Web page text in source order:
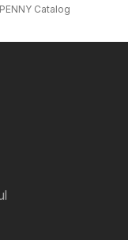
PENNY Catalog